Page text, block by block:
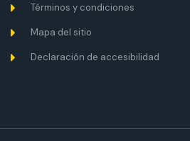
Términos y condiciones
Mapa del sitio
Declaración de accesibilidad